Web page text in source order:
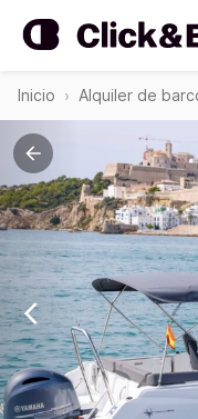
Inicio Alquiler de